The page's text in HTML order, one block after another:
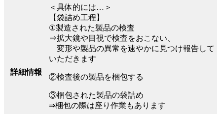
詳細情報
＜具体的には…＞
【袋詰め工程】
①製造された製品の検査
⇒拡大鏡や目視で検査をおこない、
変形や製品の異常を速やかに見つけ報告して
いただきます
②検査後の製品を梱包する
③梱包された製品の袋詰め
⇒梱包の際は座り作業もあります